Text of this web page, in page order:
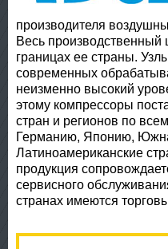
производителя
Весь производственный
границах ее страны.
современных
неизменно высокий
этому компрессоры
стран и регионов по
Германию, Японию,
Латиноамериканские
продукция
сервисного
странах имеются